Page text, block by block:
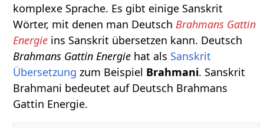
komplexe Sprache. Es gibt einige Sanskrit
Wörter, mit denen man DeutschBrahmans Gattin
Energie ins Sanskrit übersetzen kann. Deutsch
Brahmans Gattin Energie hat als Sanskrit
Übersetzung zum Beispiel Brahmani. Sanskrit
Brahmani bedeutet auf Deutsch Brahmans
Gattin Energie.